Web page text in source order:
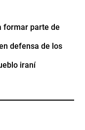
formar parte de
defensa de los
iraní